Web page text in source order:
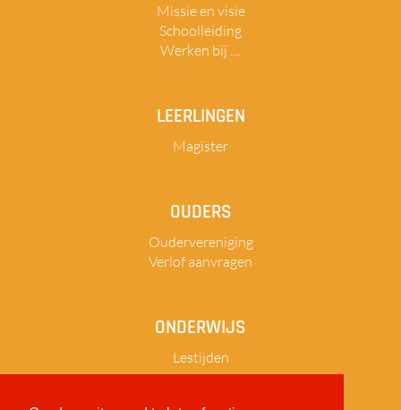
Missie en visie
Schoolleiding
Werken bij ....
LEERLINGEN
Magister
OUDERS
Oudervereniging
Verlof aanvragen
ONDERWIJS
Lestijden